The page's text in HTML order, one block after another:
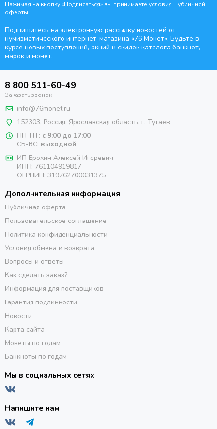
Нажимая на кнопку «Подписаться» вы принимаете условия Публичной
оферты.
Подпишитесь на электронную рассылку новостей от
нумизматического интернет-магазина «76 Монет». Будьте в
курсе новых поступлений, акций и скидок каталога банкнот,
марок и монет.
8 800 511-60-49
Заказать звонок
info@76monet.ru
152303, Россия, Ярославская область, г. Тутаев
ПН-ПТ: с 9:00 до 17:00
СБ-ВС: выходной
ИП Ерохин Алексей Игоревич
ИНН: 761104919817
ОГРНИП: 319762700031375
Дополнительная информация
Публичная оферта
Пользовательское соглашение
Политика конфиденциальности
Условия обмена и возврата
Вопросы и ответы
Как сделать заказ?
Информация для поставщиков
Гарантия подлинности
Новости
Карта сайта
Монеты по годам
Банкноты по годам
Мы в социальных сетях
Напишите нам